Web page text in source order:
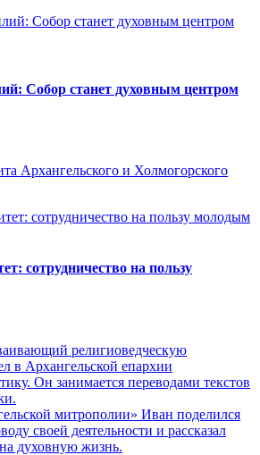
Собор станет духовным центром
Архангельского и Холмогорского
сотрудничество на пользу
религиоведческую
в Архангельской епархии
Он занимается переводами текстов
митрополии» Иван поделился
своей деятельности и рассказал
духовную жизнь.